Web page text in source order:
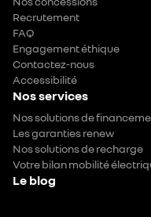
Recrutement
FAQ
Engagement éthique
Contactez-nous
Accessibilité
Nos services
Nos solutions de
Les garanties renew
Nos solutions de recharge
Votre bilan mobilité
Le blog